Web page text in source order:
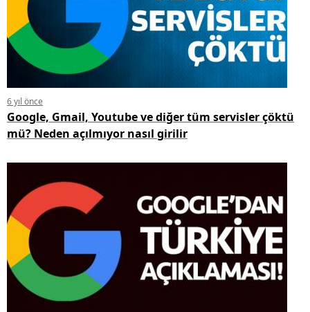
6 yıl önce
Google, Gmail, Youtube ve diğer tüm servisler çöktü
mü? Neden açılmıyor nasıl girilir